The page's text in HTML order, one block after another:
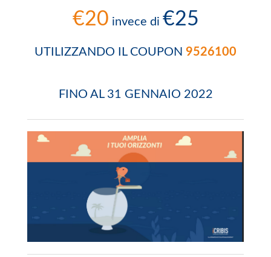
€20 invece di €25
UTILIZZANDO IL COUPON 9526100
FINO AL 31 GENNAIO 2022